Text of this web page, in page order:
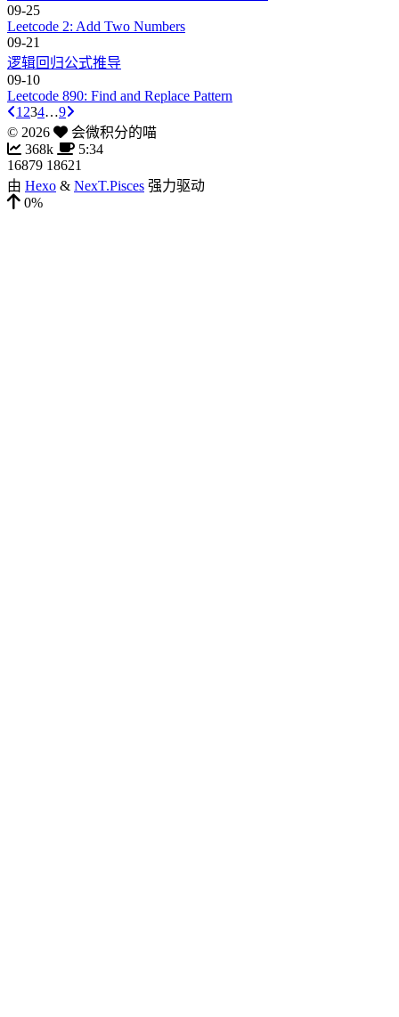
09-25
Leetcode 2: Add Two Numbers
09-21
逻辑回归公式推导
09-10
Leetcode 890: Find and Replace Pattern
1 234…9
© 2026
会微积分的喵
368k
5:34
16879 18621
由 Hexo & NexT.Pisces 强力驱动
0%